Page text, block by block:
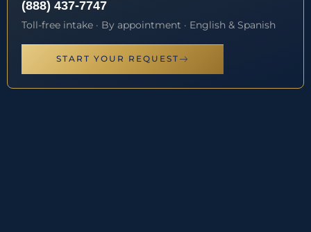
(888) 437-7747
Toll-free intake · By appointment · English & Spanish
START YOUR REQUEST